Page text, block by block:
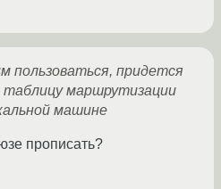
пользоваться, придется
маршрутизации
машине
прописать?